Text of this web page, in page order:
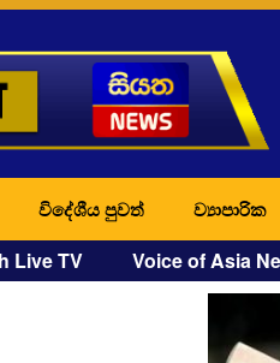
විදේශීය පුවත් ව්‍යාපාරික
Live TV Voice of Asia